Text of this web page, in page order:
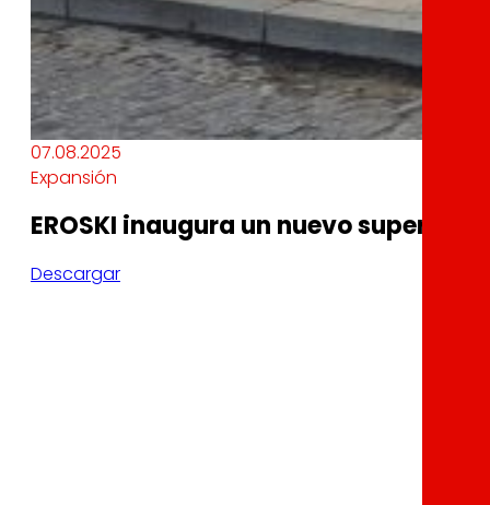
07.08.2025
Expansión
EROSKI inaugura un nuevo
Descargar